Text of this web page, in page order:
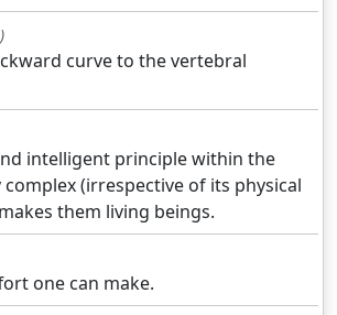
curve to the vertebral
intelligent principle within the
(irrespective of its physical
them living beings.
one can make.